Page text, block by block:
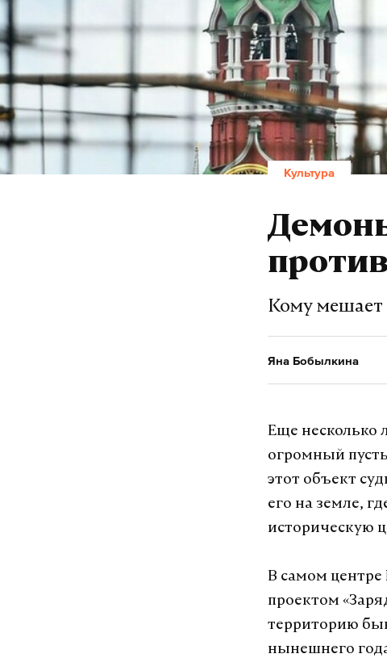
Культура
Кому мешает
Яна Бобылкина
Еще несколько
огромный
этот объект
его на земле,
историческую
В самом
проектом
территорию
нынешнего